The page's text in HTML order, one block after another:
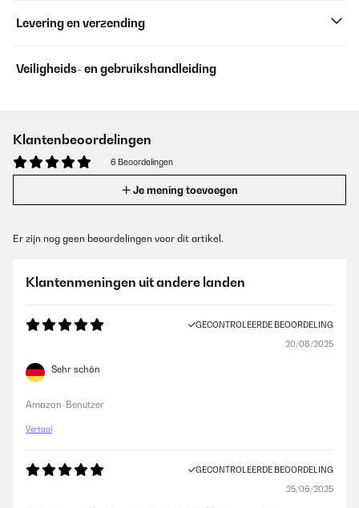
Levering en verzending
Veiligheids- en gebruikshandleiding
Klantenbeoordelingen
6 Beoordelingen
Je mening toevoegen
Er zijn nog geen beoordelingen voor dit artikel.
Klantenmeningen uit andere landen
GECONTROLEERDE BEOORDELING
20/08/2025
Sehr schön
Amazon-Benutzer
Vertaal
GECONTROLEERDE BEOORDELING
25/06/2025